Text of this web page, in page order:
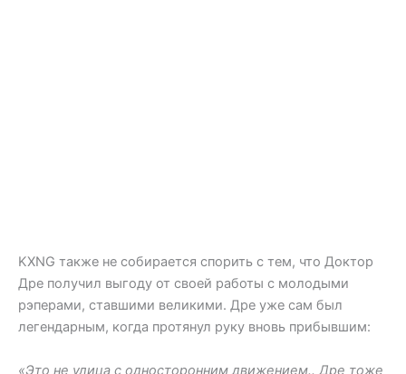
KXNG также не собирается спорить с тем, что Доктор
Дре получил выгоду от своей работы с молодыми
рэперами, ставшими великими. Дре уже сам был
легендарным, когда протянул руку вновь прибывшим:
«Это не улица с односторонним движением.. Дре тоже